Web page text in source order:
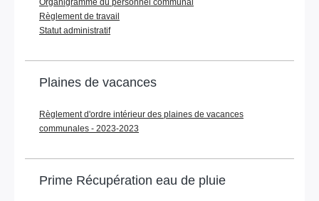
Règlement de travail
Statut administratif
Plaines de vacances
Règlement d'ordre intérieur des plaines de vacances
communales - 2023-2023
Prime Récupération eau de pluie